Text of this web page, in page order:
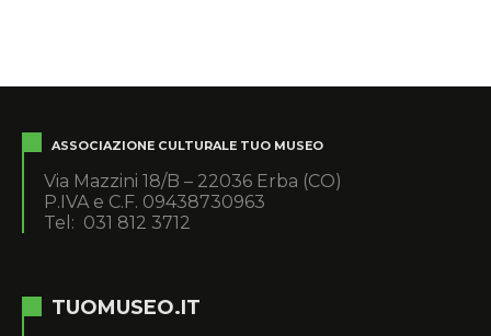
ASSOCIAZIONE CULTURALE TUO MUSEO
Via Mazzini 18/B – 22036 Erba (CO)
P.IVA e C.F. 09438730963
Tel: 031 812 3712
TUOMUSEO.IT